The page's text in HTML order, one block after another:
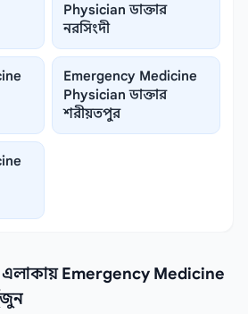
Physician ডাক্তার
নরসিংদী
Emergency Medicine
Physician ডাক্তার
শরীয়তপুর
এলাকায় Emergency Medicine